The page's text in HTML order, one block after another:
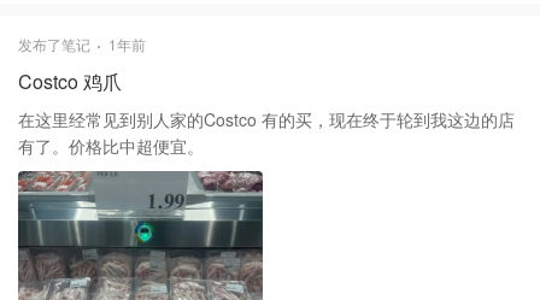
发布了笔记 1年前
Costco 鸡爪
在这里经常见到别人家的Costco 有的买，现在终于轮到我这边的店
有了。价格比中超便宜。